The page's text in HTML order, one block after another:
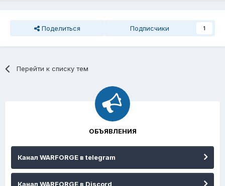
Поделиться Подписчики 1
Перейти к списку тем
ОБЪЯВЛЕНИЯ
Канал WARFORGE в telegram
Канал WARFORGE в Discord